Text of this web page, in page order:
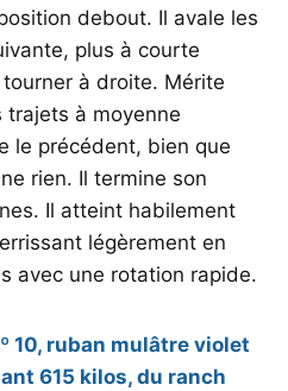
debout. Il avale les
plus à courte
à droite. Mérite
à moyenne
le précédent, bien que
rien. Il termine son
Il atteint habilement
légèrement en
avec une rotation rapide.
10, ruban mulâtre violet
615 kilos, du ranch